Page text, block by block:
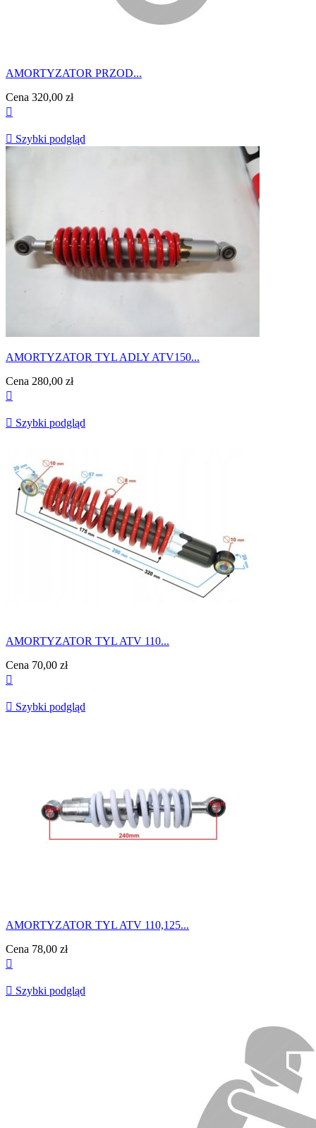
AMORTYZATOR PRZOD...
Cena 320,00 zł

 Szybki podgląd
AMORTYZATOR TYL ADLY ATV150...
Cena 280,00 zł

 Szybki podgląd
AMORTYZATOR TYL ATV 110...
Cena 70,00 zł

 Szybki podgląd
AMORTYZATOR TYL ATV 110,125...
Cena 78,00 zł

 Szybki podgląd